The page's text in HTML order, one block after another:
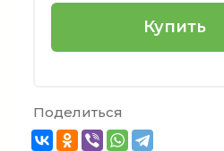
Купить
Поделиться